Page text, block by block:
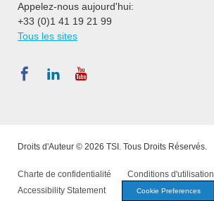
Appelez-nous aujourd'hui:
+33 (0)1 41 19 21 99
Tous les sites
Droits d'Auteur © 2026 TSI. Tous Droits Réservés.
Charte de confidentialité Conditions d'utilisation
Accessibility Statement
Cookie Preferences